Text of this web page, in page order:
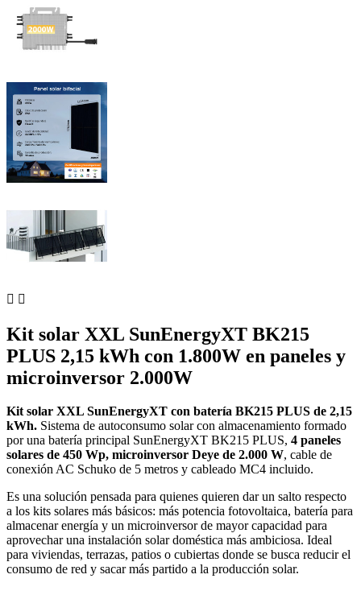
 
Kit solar XXL SunEnergyXT BK215
PLUS 2,15 kWh con 1.800W en paneles y
microinversor 2.000W
Kit solar XXL SunEnergyXT con batería BK215 PLUS de 2,15
kWh. Sistema de autoconsumo solar con almacenamiento formado
por una batería principal SunEnergyXT BK215 PLUS, 4 paneles
solares de 450 Wp, microinversor Deye de 2.000 W, cable de
conexión AC Schuko de 5 metros y cableado MC4 incluido.
Es una solución pensada para quienes quieren dar un salto respecto
a los kits solares más básicos: más potencia fotovoltaica, batería para
almacenar energía y un microinversor de mayor capacidad para
aprovechar una instalación solar doméstica más ambiciosa. Ideal
para viviendas, terrazas, patios o cubiertas donde se busca reducir el
consumo de red y sacar más partido a la producción solar.